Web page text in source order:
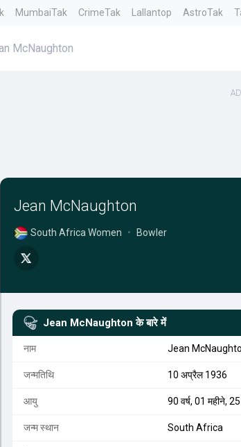
MumbaiTak CrimeTak Lallantop AstroTak
McNaughton
Jean McNaughton
South Africa Women • Bowler
Jean McNaughton के बारे में
नाम Jean
जन्मतिथि 10 अप्रैल 1936
आयु 90 वर्ष, 01 महीने,
जन्म स्थान South Africa